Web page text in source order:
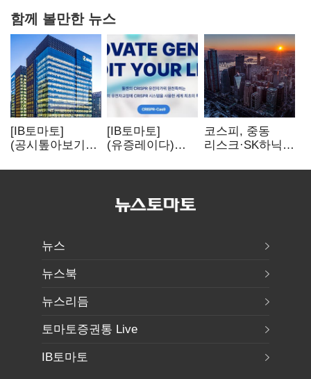
함께 볼만한 뉴스
[IB토마토]
(공시톺아보기)
바로 매출로
[IB토마토]
(유증레이다)
3분의 1 토막…
비용부터 챙긴다
코스피, 중동
리스크·SK하닉
뒷걸음
뉴스
뉴스북
뉴스리듬
토마토증권통 Live
IB토마토